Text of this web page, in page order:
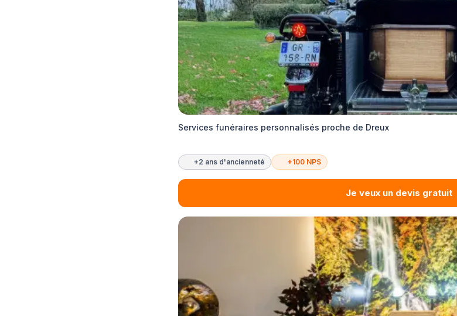
Services funéraires personnalisés proche de Dreux
+2 ans d'ancienneté +100 NPS
Je veux un devis gratuit